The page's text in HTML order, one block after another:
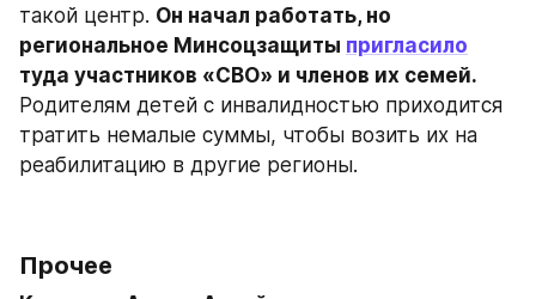
такой центр. Он начал работать, но
региональное Минсоцзащиты пригласило
Родителям детей с инвалидностью приходится
тратить немалые суммы, чтобы возить их на
реабилитацию в другие регионы.
Прочее